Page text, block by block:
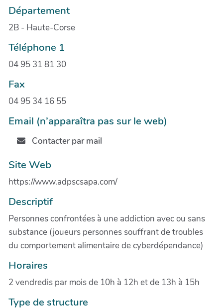
Département
2B - Haute-Corse
Téléphone 1
04 95 31 81 30
Fax
04 95 34 16 55
Email (n’apparaîtra pas sur le web)
Contacter par mail
Site Web
https://www.adpscsapa.com/
Descriptif
Personnes confrontées à une addiction avec ou sans
substance (joueurs personnes souffrant de troubles
du comportement alimentaire de cyberdépendance)
Horaires
2 vendredis par mois de 10h à 12h et de 13h à 15h
Type de structure